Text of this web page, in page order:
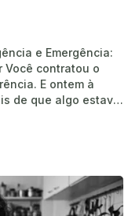
e Emergência:
E ontem à
de que algo estava